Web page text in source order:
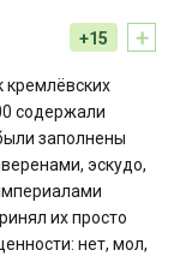
+
+15
содержали
заполнены
эскудо,
их просто
нет, мол,